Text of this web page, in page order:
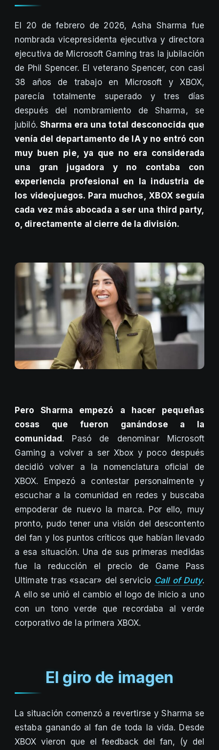
El 20 de febrero de 2026, Asha Sharma fue
nombrada vicepresidenta ejecutiva y directora
ejecutiva de Microsoft Gaming tras la jubilación
de Phil Spencer. El veterano Spencer, con casi
38 años de trabajo en Microsoft y XBOX,
parecía totalmente superado y tres días
después del nombramiento de Sharma, se
jubiló. Sharma era una total desconocida que
venía del departamento de IA y no entró con
muy buen pie, ya que no era considerada
una gran jugadora y no contaba con
experiencia profesional en la industria de
los videojuegos. Para muchos, XBOX seguía
cada vez más abocada a ser una third party,
o, directamente al cierre de la división.
Pero Sharma empezó a hacer pequeñas
cosas que fueron ganándose a la
comunidad . Pasó de denominar Microsoft
Gaming a volver a ser Xbox y poco después
decidió volver a la nomenclatura oficial de
XBOX. Empezó a contestar personalmente y
escuchar a la comunidad en redes y buscaba
empoderar de nuevo la marca. Por ello, muy
pronto, pudo tener una visión del descontento
del fan y los puntos críticos que habían llevado
a esa situación. Una de sus primeras medidas
fue la reducción el precio de Game Pass
Ultimate tras «sacar» del servicio Call of Duty.
A ello se unió el cambio el logo de inicio a uno
con un tono verde que recordaba al verde
corporativo de la primera XBOX.
El giro de imagen
La situación comenzó a revertirse y Sharma se
estaba ganando al fan de toda la vida. Desde
XBOX vieron que el feedback del fan, (y del